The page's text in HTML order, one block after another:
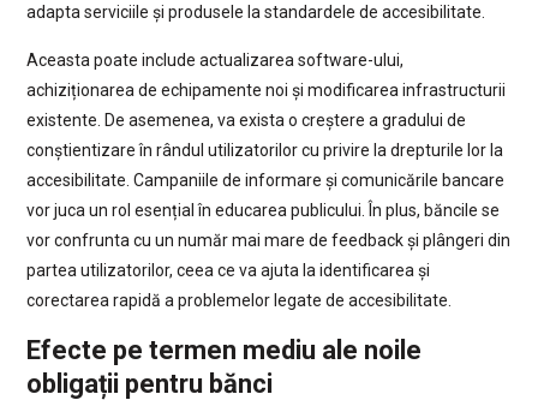
adapta serviciile și produsele la standardele de accesibilitate.
Aceasta poate include actualizarea software-ului,
achiziționarea de echipamente noi și modificarea infrastructurii
existente. De asemenea, va exista o creștere a gradului de
conștientizare în rândul utilizatorilor cu privire la drepturile lor la
accesibilitate. Campaniile de informare și comunicările bancare
vor juca un rol esențial în educarea publicului. În plus, băncile se
vor confrunta cu un număr mai mare de feedback și plângeri din
partea utilizatorilor, ceea ce va ajuta la identificarea și
corectarea rapidă a problemelor legate de accesibilitate.
Efecte pe termen mediu ale noile
obligații pentru bănci